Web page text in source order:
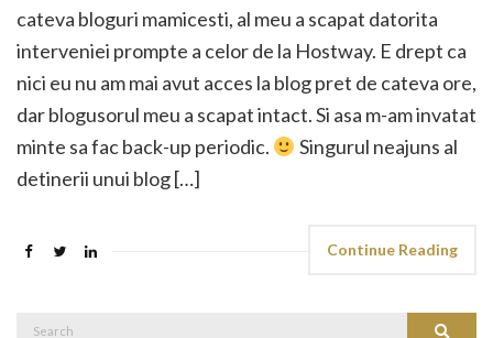
cateva bloguri mamicesti, al meu a scapat datorita
interveniei prompte a celor de la Hostway. E drept ca
nici eu nu am mai avut acces la blog pret de cateva ore,
dar blogusorul meu a scapat intact. Si asa m-am invatat
minte sa fac back-up periodic.
Singurul neajuns al
detinerii unui blog […]
Continue Reading
Search